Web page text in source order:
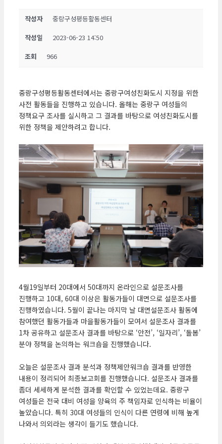
작성자
중랑구성평등활동센터
작성일
2023-06-23 14:50
조회
966
중랑구성평등활동센터에서는 중랑구여성친화도시 지정을 위한
사전 활동들을 진행하고 있습니다. 올해는 중랑구 여성들의
정책요구 조사를 실시하고 그 결과를 바탕으로 여성친화도시를
위한 정책을 제안하려고 합니다.
4월19일부터 20대에서 50대까지 온라인으로 설문조사를
진행하고 10대, 60대 이상은 활동가들이 대면으로 설문조사를
진행하였습니다. 5월이 끝나는 마지막 날 대면설문조사 활동에
참여했던 활동가들과 마을활동가들이 모여서 설문조사 결과를
1차 공유하고 설문조사 결과를 바탕으로 ‘안전’, ‘일자리’, ‘돌봄’
분야 정책을 논의하는 워크숍을 진행했습니다.
오늘은 설문조사 결과 분석과 정책제안워크숍 결과를 반영한
내용이 정리되어 최종보고회를 진행했습니다. 설문조사 결과를
좀더 세세하게 분석한 결과를 확인할 수 있었는데요. 중랑구
여성들은 전국 대비 여성을 양육의 주 책임자로 인식하는 비율이
높았습니다. 특히 30대 여성들의 인식이 다른 연령에 비해 높게
나와서 의외라는 생각이 들기도 했습니다.